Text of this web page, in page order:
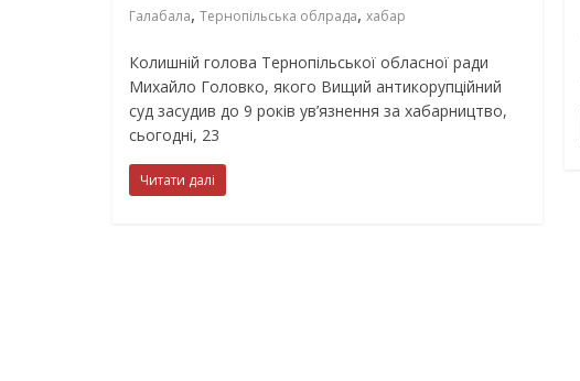
Галабала, Тернопільська облрада, хабар
Колишній голова Тернопільської обласної ради
Михайло Головко, якого Вищий антикорупційний
суд засудив до 9 років ув’язнення за хабарництво,
сьогодні, 23
Читати далі